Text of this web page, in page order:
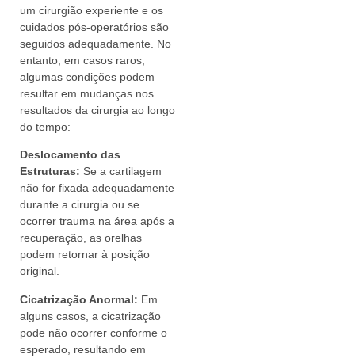
um cirurgião experiente e os
cuidados pós-operatórios são
seguidos adequadamente. No
entanto, em casos raros,
algumas condições podem
resultar em mudanças nos
resultados da cirurgia ao longo
do tempo:
Deslocamento das
Estruturas: Se a cartilagem
não for fixada adequadamente
durante a cirurgia ou se
ocorrer trauma na área após a
recuperação, as orelhas
podem retornar à posição
original.
Cicatrização Anormal: Em
alguns casos, a cicatrização
pode não ocorrer conforme o
esperado, resultando em